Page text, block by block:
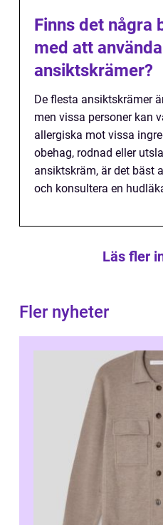
Finns det några
med att använda
ansiktskrämer?
De flesta ansiktskrämer
men vissa personer kan
allergiska mot vissa
obehag, rodnad eller
ansiktskräm, är det bäst
och konsultera en
Läs fler
Fler nyheter